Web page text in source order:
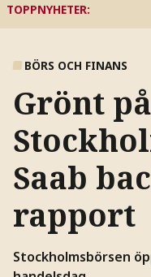
TOPPNYHETER:
BÖRS OCH FINANS
Grönt på
Saab
rapport
Stockholmsbörsen